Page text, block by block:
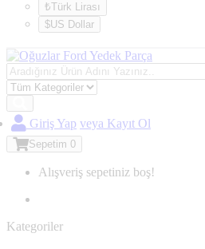
₺Türk Lirası
$US Dollar
Giriş Yap veya Kayıt Ol
Sepetim 0
Alışveriş sepetiniz boş!
Kategoriler